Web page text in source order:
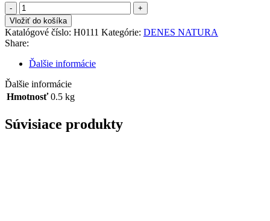
množstvo
DÉNES
NATURA
Hnedá
ryža
500
Vložiť do košíka
Katalógové číslo: H0111 Kategórie: DENES NATURA
Share:
Ďalšie informácie
Ďalšie informácie
Hmotnosť 0.5 kg
Súvisiace produkty